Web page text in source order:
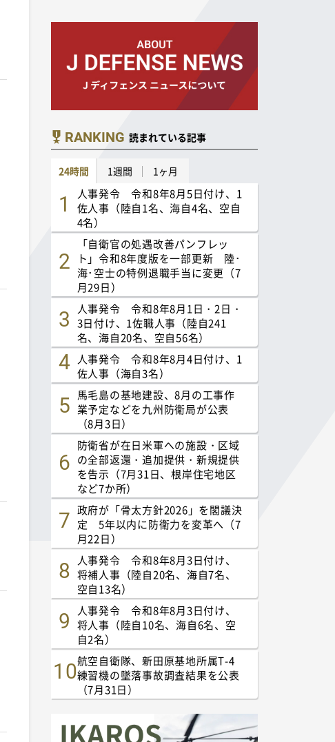
RANKING 読まれている記事
24時間 1週間 1ヶ月
人事発令 令和8年8月5日付け、1
佐人事（陸自1名、海自4名、空自
4名）
「自衛官の処遇改善パンフレッ
ト」令和8年度版を一部更新 陸･
海･空士の特例退職手当に変更（7
月29日）
人事発令 令和8年8月1日・2日・
3日付け、1佐職人事（陸自241
名、海自20名、空自56名）
人事発令 令和8年8月4日付け、1
佐人事（海自3名）
馬毛島の基地建設、8月の工事作
業予定などを九州防衛局が公表
（8月3日）
防衛省が在日米軍への施設・区域
の全部返還・追加提供・新規提供
を告示（7月31日、根岸住宅地区
など7か所）
政府が「骨太方針2026」を閣議決
定 5年以内に防衛力を変革へ（7
月22日）
人事発令 令和8年8月3日付け、
将補人事（陸自20名、海自7名、
空自13名）
人事発令 令和8年8月3日付け、
将人事（陸自10名、海自6名、空
自2名）
航空自衛隊、新田原基地所属T-4
練習機の墜落事故調査結果を公表
（7月31日）